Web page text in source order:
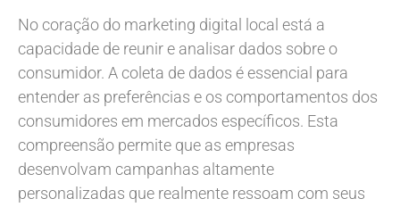
No coração do marketing digital local está a
capacidade de reunir e analisar dados sobre o
consumidor. A coleta de dados é essencial para
entender as preferências e os comportamentos dos
consumidores em mercados específicos. Esta
compreensão permite que as empresas
desenvolvam campanhas altamente
personalizadas que realmente ressoam com seus